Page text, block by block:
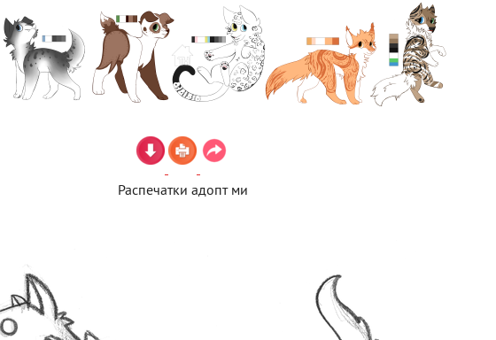
Распечатки адопт ми